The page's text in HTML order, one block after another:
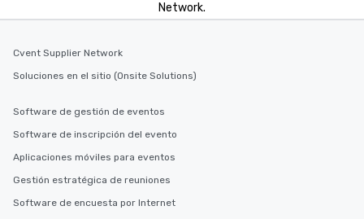
Network.
Cvent Supplier Network
Soluciones en el sitio (Onsite Solutions)
Software de gestión de eventos
Software de inscripción del evento
Aplicaciones móviles para eventos
Gestión estratégica de reuniones
Software de encuesta por Internet